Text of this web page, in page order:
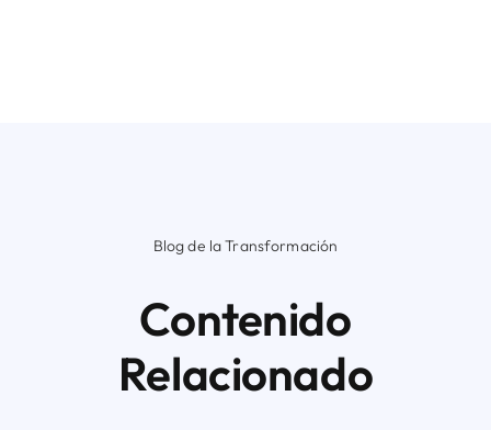
Blog de la Transformación
Contenido
Relacionado